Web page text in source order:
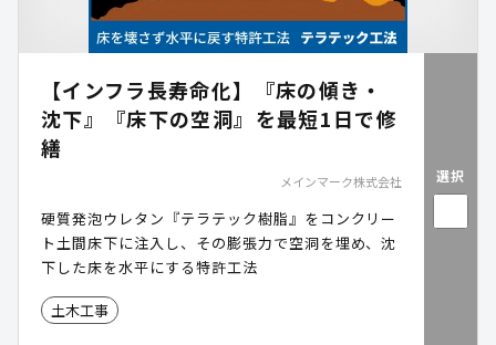
【インフラ長寿命化】『床の傾き・
沈下』『床下の空洞』を最短1日で修
繕
メインマーク株式会社
硬質発泡ウレタン『テラテック樹脂』をコンクリー
ト土間床下に注入し、その膨張力で空洞を埋め、沈
下した床を水平にする特許工法
土木工事
選択